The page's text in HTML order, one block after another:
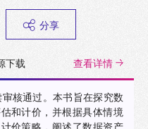
分享
下载 查看详情
核通过。本书旨在探究数
和计价，并根据具体情境